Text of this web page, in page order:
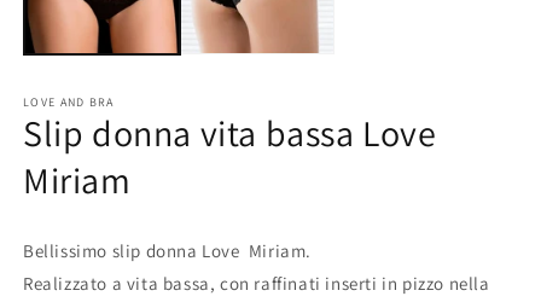
LOVE AND BRA
Slip donna vita bassa Love
Miriam
Bellissimo slip donna Love Miriam.
Realizzato a vita bassa, con raffinati inserti in pizzo nella